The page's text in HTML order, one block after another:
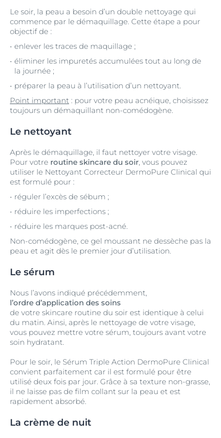
Le soir, la peau a besoin d’un double nettoyage qui
commence par le démaquillage. Cette étape a pour
objectif de :
enlever les traces de maquillage ;
éliminer les impuretés accumulées tout au long de
la journée ;
préparer la peau à l’utilisation d’un nettoyant.
Point important : pour votre peau acnéique, choisissez
toujours un démaquillant non-comédogène.
Le nettoyant
Après le démaquillage, il faut nettoyer votre visage.
Pour votre routine skincare du soir, vous pouvez
utiliser le Nettoyant Correcteur DermoPure Clinical qui
est formulé pour :
réguler l’excès de sébum ;
réduire les imperfections ;
réduire les marques post-acné.
Non-comédogène, ce gel moussant ne dessèche pas la
peau et agit dès le premier jour d’utilisation.
Le sérum
Nous l’avons indiqué précédemment,
l’ordre d’application des soins
de votre skincare routine du soir est identique à celui
du matin. Ainsi, après le nettoyage de votre visage,
vous pouvez mettre votre sérum, toujours avant votre
soin hydratant.
Pour le soir, le Sérum Triple Action DermoPure Clinical
convient parfaitement car il est formulé pour être
utilisé deux fois par jour. Grâce à sa texture non-grasse,
il ne laisse pas de film collant sur la peau et est
rapidement absorbé.
La crème de nuit